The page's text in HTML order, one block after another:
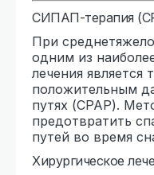
СИПАП-терапия
При
одним из
лечения является
положительным
путях (CPAP).
предотвратить
путей во время
Хирургическое